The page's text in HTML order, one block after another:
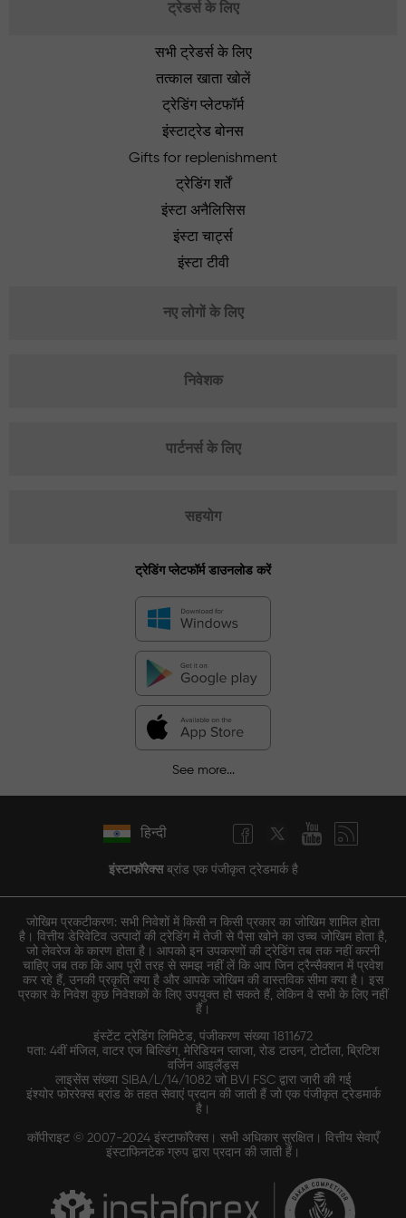
ट्रेडर्स के लिए
सभी ट्रेडर्स के लिए
तत्काल खाता खोलें
ट्रेडिंग प्लेटफॉर्म
इंस्टाट्रेड बोनस
Gifts for replenishment
ट्रेडिंग शर्तें
इंस्टा अनैलिसिस
इंस्टा चार्ट्स
इंस्टा टीवी
नए लोगों के लिए
निवेशक
पार्टनर्स के लिए
सहयोग
ट्रेडिंग प्लेटफॉर्म डाउनलोड करें
See more...
हिन्दी
इंस्टाफॉरेक्सब्रांड एक पंजीकृत ट्रेडमार्क है
जोखिम प्रकटीकरण: सभी निवेशों में किसी न किसी प्रकार का जोखिम शामिल होता
है। वित्तीय डेरिवेटिव उत्पादों की ट्रेडिंग में तेजी से पैसा खोने का उच्च जोखिम होता है,
जो लेवरेज के कारण होता है। आपको इन उपकरणों की ट्रेडिंग तब तक नहीं करनी
चाहिए जब तक कि आप पूरी तरह से समझ नहीं लें कि आप जिन ट्रैन्सैक्शन में प्रवेश
कर रहे हैं, उनकी प्रकृति क्या है और आपके जोखिम की वास्तविक सीमा क्या है। इस
प्रकार के निवेश कुछ निवेशकों के लिए उपयुक्त हो सकते हैं, लेकिन वे सभी के लिए नहीं
हैं।
इंस्टेंट ट्रेडिंग लिमिटेड, पंजीकरण संख्या 1811672
पता: 4वीं मंजिल, वाटर एज बिल्डिंग, मेरिडियन प्लाजा, रोड टाउन, टोर्टोला, ब्रिटिश
वर्जिन आइलैंड्स
लाइसेंस संख्या SIBA/L/14/1082 जो BVI FSC द्वारा जारी की गई
इंश्योर फोररेक्स ब्रांड के तहत सेवाएं प्रदान की जाती हैं जो एक पंजीकृत ट्रेडमार्क
है।
कॉपीराइट © 2007-2024 इंस्टाफॉरेक्स। सभी अधिकार सुरक्षित। वित्तीय सेवाएँ
इंस्टाफिनटेक ग्रुप द्वारा प्रदान की जाती हैं।